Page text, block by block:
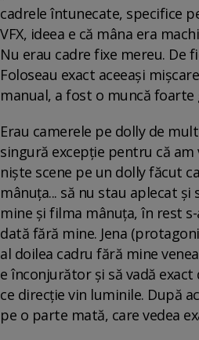
cadrele întunecate, specifice
VFX, ideea e că mâna era
Nu erau cadre fixe mereu. De
Foloseau exact aceeași
manual, a fost o muncă foarte
Erau camerele pe dolly de
singură excepție pentru că
niște scene pe un dolly făcut
mânuța... să nu stau aplecat
mine și filma mânuța, în rest
dată fără mine. Jena
al doilea cadru fără mine
e înconjurător și să vadă
ce direcție vin luminile. După
pe o parte mată, care vedea